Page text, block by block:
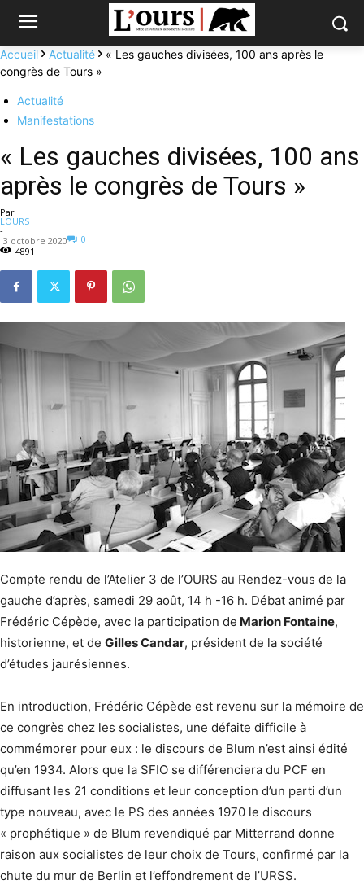
Accueil Actualité
« Les gauches divisées, 100 ans après le
congrès de Tours »
Actualité
Manifestations
« Les gauches divisées, 100 ans
après le congrès de Tours »
Par
LOURS
-
3 octobre 2020
0
4891
Compte rendu de l’Atelier 3 de l’OURS au Rendez-vous de la
gauche d’après, samedi 29 août, 14 h -16 h. Débat animé par
Frédéric Cépède, avec la participation de Marion Fontaine,
historienne, et de Gilles Candar, président de la société
d’études jaurésiennes.
En introduction, Frédéric Cépède est revenu sur la mémoire de
ce congrès chez les socialistes, une défaite difficile à
commémorer pour eux : le discours de Blum n’est ainsi édité
qu’en 1934. Alors que la SFIO se différenciera du PCF en
diffusant les 21 conditions et leur conception d’un parti d’un
type nouveau, avec le PS des années 1970 le discours
« prophétique » de Blum revendiqué par Mitterrand donne
raison aux socialistes de leur choix de Tours, confirmé par la
chute du mur de Berlin et l’effondrement de l’URSS.